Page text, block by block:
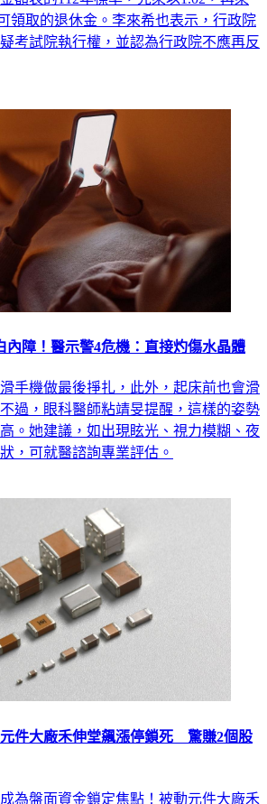
領取的退休金。李來希也表示，行政院
考試院執行權，並認為行政院不應再反
內障！醫示警4危機：直接灼傷水晶體
手機做最後掙扎，此外，起床前也會滑
過，眼科醫師粘靖旻提醒，這樣的姿勢
。她建議，如出現眩光、視力模糊、夜
，可就醫諮詢專業評估。
件大廠禾伸堂飆漲停鎖死 驚賺2個股
為盤面資金鎖定焦點！被動元件大廠禾